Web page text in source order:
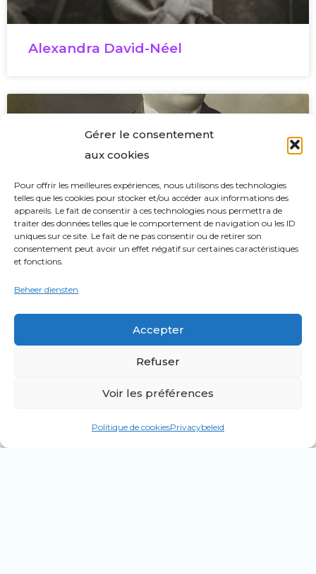
Gérer le consentement
aux cookies
Pour offrir les meilleures expériences, nous utilisons des technologies
telles que les cookies pour stocker et/ou accéder aux informations des
appareils. Le fait de consentir à ces technologies nous permettra de
traiter des données telles que le comportement de navigation ou les ID
uniques sur ce site. Le fait de ne pas consentir ou de retirer son
consentement peut avoir un effet négatif sur certaines caractéristiques
et fonctions.
Beheer diensten
Accepter
Refuser
Voir les préférences
Politique de cookiesPrivacybeleid
Alexandra David-Néel
Madeleine Pelletier